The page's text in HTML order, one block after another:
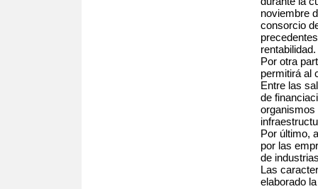
noviembre
consorcio
rentabilidad.
Por otra
permitirá al
Entre las
de
organismos
Por último,
por las
de
Las
elaborado